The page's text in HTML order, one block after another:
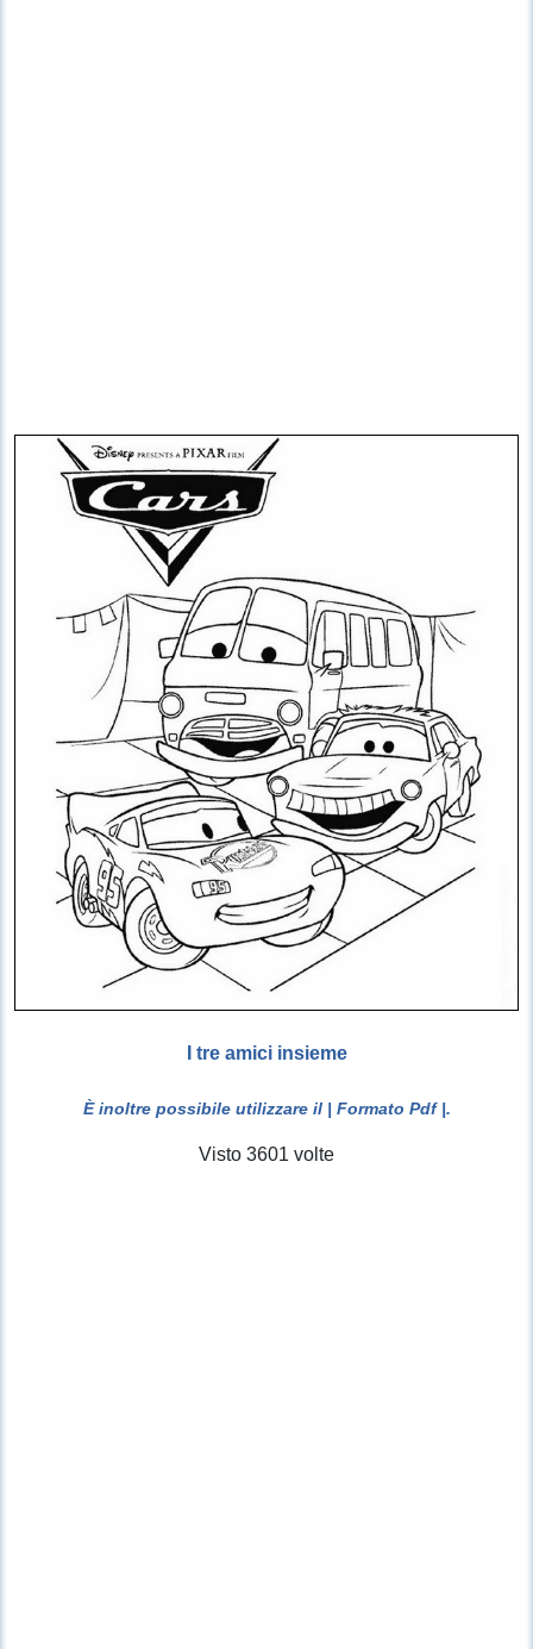
I tre amici insieme
È inoltre possibile utilizzare il | Formato Pdf |.
Visto 3601 volte